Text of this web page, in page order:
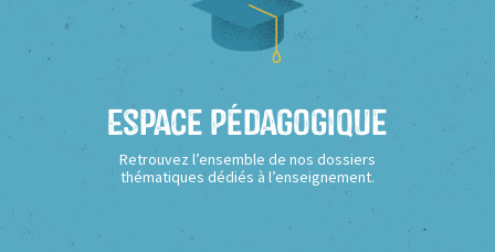
Espace Pédagogique
Retrouvez l’ensemble de nos dossiers
thématiques dédiés à l’enseignement.